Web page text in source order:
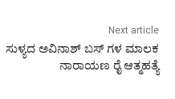
Next article
ಸುಳ್ಯದ ಅವಿನಾಶ್ ಬಸ್ ಗಳ ಮಾಲಕ
ನಾರಾಯಣ ರೈ ಆತ್ಮಹತ್ಯೆ